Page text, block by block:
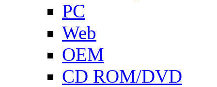
PC
Web
OEM
CD ROM/DVD